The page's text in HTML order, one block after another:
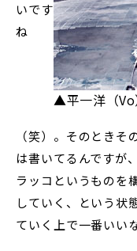
▲平一洋（Vo
いです
ね
（笑）。そのとき
は書いてるんですが
ラッコというものを
していく、という状
ていく上で一番いい